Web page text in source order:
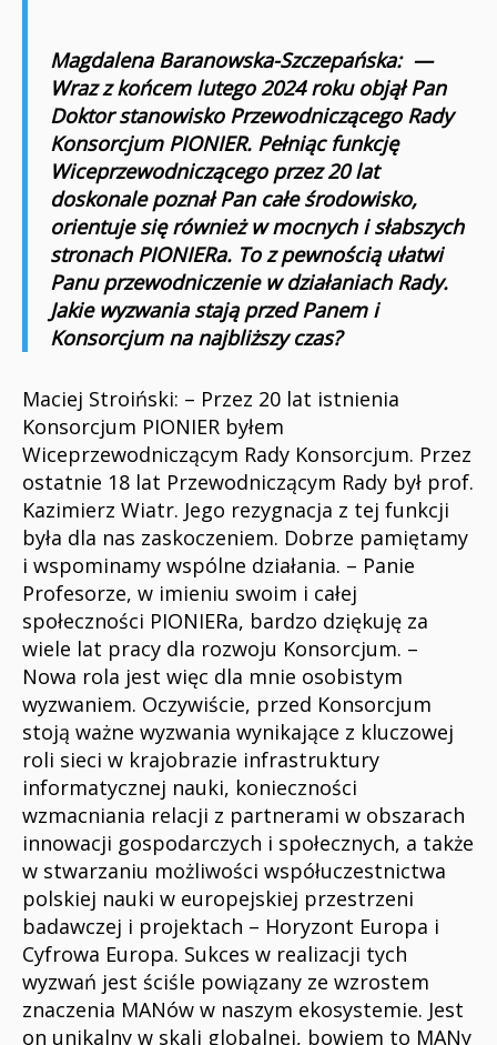
Magdalena Baranowska-Szczepańska: —
Wraz z końcem lutego 2024 roku objął Pan
Doktor stanowisko Przewodniczącego Rady
Konsorcjum PIONIER. Pełniąc funkcję
Wiceprzewodniczącego przez 20 lat
doskonale poznał Pan całe środowisko,
orientuje się również w mocnych i słabszych
stronach PIONIERa. To z pewnością ułatwi
Panuprzewodniczenie w działaniach Rady.
Jakie wyzwania stają przed Panem i
Konsorcjum na najbliższy czas?
Maciej Stroiński: – Przez 20 lat istnienia
Konsorcjum PIONIER byłem
Wiceprzewodniczącym Rady Konsorcjum. Przez
ostatnie 18 lat Przewodniczącym Rady był prof.
Kazimierz Wiatr. Jego rezygnacja z tej funkcji
była dla nas zaskoczeniem. Dobrze pamiętamy
i wspominamy wspólne działania. – Panie
Profesorze, w imieniu swoim i całej
społeczności PIONIERa, bardzo dziękuję za
wiele lat pracy dla rozwoju Konsorcjum. –
Nowa rola jest więc dla mnie osobistym
wyzwaniem. Oczywiście, przed Konsorcjum
stoją ważne wyzwania wynikające z kluczowej
roli sieci w krajobrazie infrastruktury
informatycznej nauki, konieczności
wzmacniania relacji z partnerami w obszarach
innowacji gospodarczych i społecznych, a także
w stwarzaniu możliwości współuczestnictwa
polskiej nauki w europejskiej przestrzeni
badawczej i projektach – Horyzont Europa i
Cyfrowa Europa. Sukces w realizacji tych
wyzwań jest ściśle powiązany ze wzrostem
znaczenia MANów w naszym ekosystemie. Jest
on unikalny w skali globalnej, bowiem to MANy